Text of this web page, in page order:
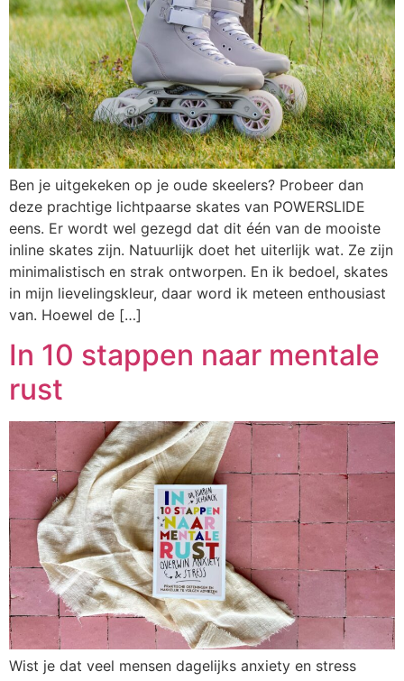
Ben je uitgekeken op je oude skeelers? Probeer dan
deze prachtige lichtpaarse skates van POWERSLIDE
eens. Er wordt wel gezegd dat dit één van de mooiste
inline skates zijn. Natuurlijk doet het uiterlijk wat. Ze zijn
minimalistisch en strak ontworpen. En ik bedoel, skates
in mijn lievelingskleur, daar word ik meteen enthousiast
van. Hoewel de […]
In 10 stappen naar mentale
rust
Wist je dat veel mensen dagelijks anxiety en stress